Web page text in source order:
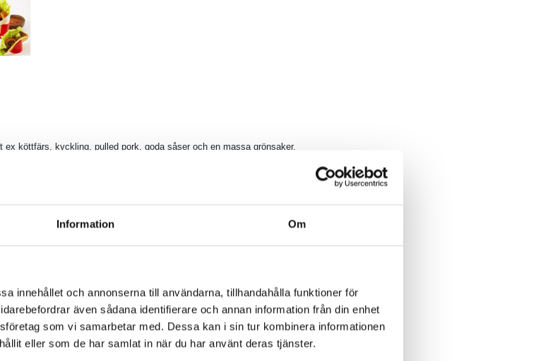
Information Om
innehållet och annonserna till användarna, tillhandahålla funktioner för
även sådana identifierare och annan information från din enhet
som vi samarbetar med. Dessa kan i sin tur kombinera informationen
eller som de har samlat in när du har använt deras tjänster.
köttfärs, kyckling, pulled pork, goda såser och en massa grönsaker.
ute på skidturen, utflykten eller till jakt och fisketuren.